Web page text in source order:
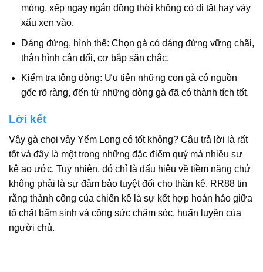
mỏng, xếp ngay ngắn đồng thời không có dị tật hay vảy
xấu xen vào.
Dáng đứng, hình thể: Chọn gà có dáng đứng vững chãi,
thân hình cân đối, cơ bắp săn chắc.
Kiểm tra tông dòng: Ưu tiên những con gà có nguồn
gốc rõ ràng, đến từ những dòng gà đã có thành tích tốt.
Lời kết
Vậy gà chọi vảy Yểm Long có tốt không? Câu trả lời là rất
tốt và đây là một trong những đặc điểm quý mà nhiều sư
kê ao ước. Tuy nhiên, đó chỉ là dấu hiệu về tiềm năng chứ
không phải là sự đảm bảo tuyệt đối cho thần kê. RR88 tin
rằng thành công của chiến kê là sự kết hợp hoàn hảo giữa
tố chất bẩm sinh và công sức chăm sóc, huấn luyện của
người chủ.